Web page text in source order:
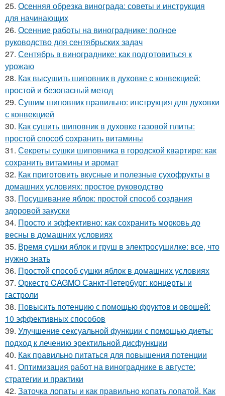
25. Осенняя обрезка винограда: советы и инструкция
для начинающих
26. Осенние работы на винограднике: полное
руководство для сентябрьских задач
27. Сентябрь в винограднике: как подготовиться к
урожаю
28. Как высушить шиповник в духовке с конвекцией:
простой и безопасный метод
29. Сушим шиповник правильно: инструкция для духовки
с конвекцией
30. Как сушить шиповник в духовке газовой плиты:
простой способ сохранить витамины
31. Секреты сушки шиповника в городской квартире: как
сохранить витамины и аромат
32. Как приготовить вкусные и полезные сухофрукты в
домашних условиях: простое руководство
33. Посушивание яблок: простой способ создания
здоровой закуски
34. Просто и эффективно: как сохранить морковь до
весны в домашних условиях
35. Время сушки яблок и груш в электросушилке: все, что
нужно знать
36. Простой способ сушки яблок в домашних условиях
37. Оркестр CAGMO Санкт-Петербург: концерты и
гастроли
38. Повысить потенцию с помощью фруктов и овощей:
10 эффективных способов
39. Улучшение сексуальной функции с помощью диеты:
подход к лечению эректильной дисфункции
40. Как правильно питаться для повышения потенции
41. Оптимизация работ на винограднике в августе:
стратегии и практики
42. Заточка лопаты и как правильно копать лопатой. Как